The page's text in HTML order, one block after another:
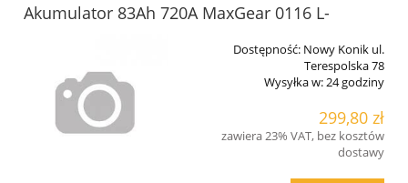
Akumulator 83Ah 720A MaxGear 0116 L-
Dostępność: Nowy Konik ul.
Terespolska 78
Wysyłka w:24 godziny
299,80 zł
zawiera 23% VAT, bez kosztów
dostawy